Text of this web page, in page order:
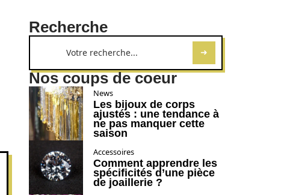
Recherche
Nos coups de coeur
News
Les bijoux de corps
ajustés : une tendance à
ne pas manquer cette
saison
Accessoires
Comment apprendre les
spécificités d’une pièce
de joaillerie ?